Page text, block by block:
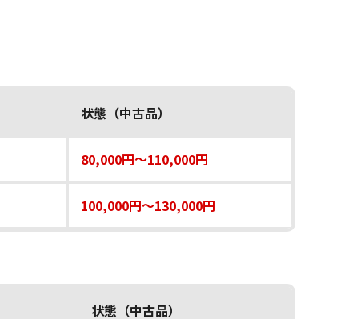
状態（中古品）
80,000円～110,000円
100,000円～130,000円
状態（中古品）